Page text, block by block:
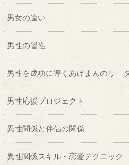
男女の違い
男性の習性
男性を成功に導くあげまんのリー
男性応援プロジェクト
異性関係と伴侶の関係
異性関係スキル・恋愛テクニック